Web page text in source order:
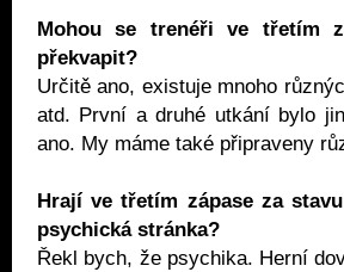
Mohou se trenéři ve třetím
překvapit?
Určitě ano, existuje mnoho
atd. První a druhé utkání bylo
ano. My máme také připraveny
Hrají ve třetím zápase za
psychická stránka?
Řekl bych, že psychika. Herní